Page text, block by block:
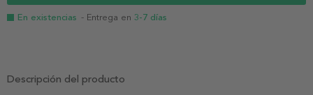
En existencias - Entrega en 3-7 días
Descripción del producto